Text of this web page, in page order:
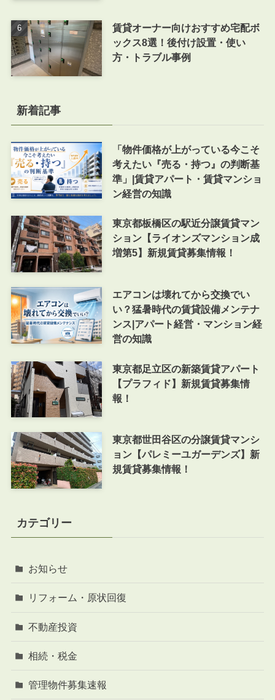
賃貸オーナー向けおすすめ宅配ボ
ックス8選！後付け設置・使い
方・トラブル事例
新着記事
「物件価格が上がっている今こそ
考えたい『売る・持つ』の判断基
準」|賃貸アパート・賃貸マンショ
ン経営の知識
東京都板橋区の駅近分譲賃貸マン
ション【ライオンズマンション成
増第5】新規賃貸募集情報！
エアコンは壊れてから交換でい
い？猛暑時代の賃貸設備メンテナ
ンス|アパート経営・マンション経
営の知識
東京都足立区の新築賃貸アパート
【プラフィド】新規賃貸募集情
報！
東京都世田谷区の分譲賃貸マンシ
ョン【パレミーユガーデンズ】新
規賃貸募集情報！
カテゴリー
お知らせ
リフォーム・原状回復
不動産投資
相続・税金
管理物件募集速報